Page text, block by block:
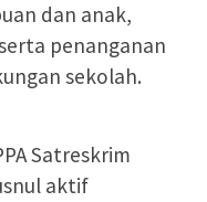
dan anak,
penanganan
sekolah.
Satreskrim
aktif